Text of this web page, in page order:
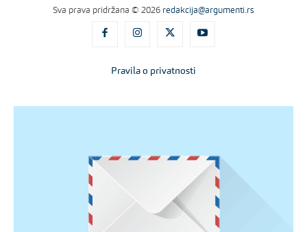
Sva prava pridržana © 2026 redakcija@argumenti.rs
Pravila o privatnosti